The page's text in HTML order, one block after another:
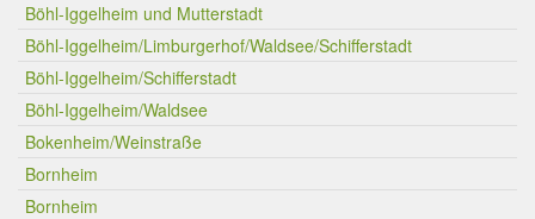
Böhl-Iggelheim und Mutterstadt
Böhl-Iggelheim/Limburgerhof/Waldsee/Schifferstadt
Böhl-Iggelheim/Schifferstadt
Böhl-Iggelheim/Waldsee
Bokenheim/Weinstraße
Bornheim
Bornheim